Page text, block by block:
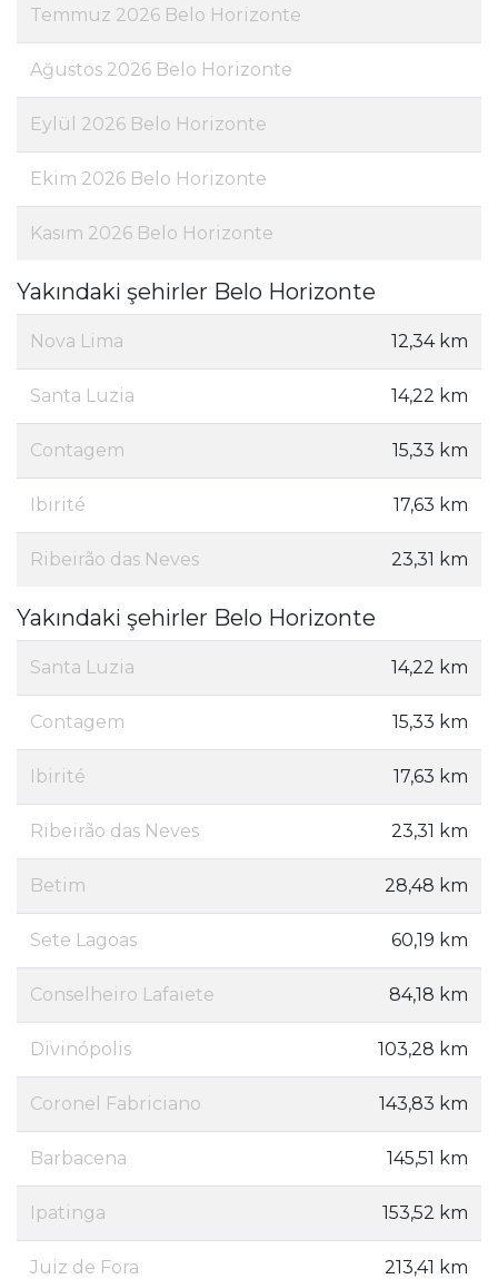
Temmuz 2026 Belo Horizonte
Ağustos 2026 Belo Horizonte
Eylül 2026 Belo Horizonte
Ekim 2026 Belo Horizonte
Kasım 2026 Belo Horizonte
Yakındaki şehirler Belo Horizonte
Nova Lima 12,34 km
Santa Luzia 14,22 km
Contagem 15,33 km
Ibirité 17,63 km
Ribeirão das Neves 23,31 km
Yakındaki şehirler Belo Horizonte
Santa Luzia 14,22 km
Contagem 15,33 km
Ibirité 17,63 km
Ribeirão das Neves 23,31 km
Betim 28,48 km
Sete Lagoas 60,19 km
Conselheiro Lafaiete 84,18 km
Divinópolis 103,28 km
Coronel Fabriciano 143,83 km
Barbacena 145,51 km
Ipatinga 153,52 km
Juiz de Fora 213,41 km